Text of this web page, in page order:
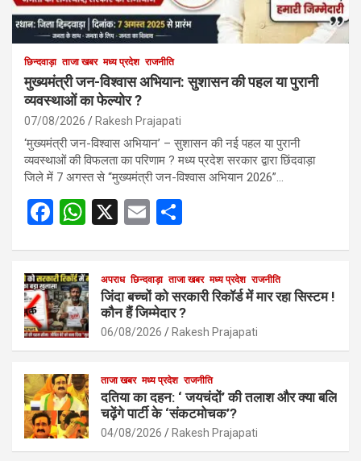
छिन्दवाड़ा ताजा खबर मध्य प्रदेश राजनीति
मुख्यमंत्री जन-विश्वास अभियान: सुशासन की पहल या पुरानी
व्यवस्थाओं का फेल्योर ?
07/08/2026 Rakesh Prajapati
‘मुख्यमंत्री जन-विश्वास अभियान’ – सुशासन की नई पहल या पुरानी
व्यवस्थाओं की विफलता का परिणाम ? मध्य प्रदेश सरकार द्वारा छिंदवाड़ा
जिले में 7 अगस्त से “मुख्यमंत्री जन-विश्वास अभियान 2026”…
F
b
o
o
k
W
s
A
p
p
X
E
e
अपराध छिन्दवाड़ा ताजा खबर मध्य प्रदेश राजनीति
जिंदा बच्चों को सरकारी रिकॉर्ड में मार रहा सिस्टम !
कौन हैं जिम्मेदार ?
06/08/2026 Rakesh Prajapati
ताजा खबर मध्य प्रदेश राजनीति
दतिया का दहन: ‘ जयचंदों’ की तलाश और क्या बलि
चढ़ेंगे पार्टी के ‘संकटमोचक’?
04/08/2026 Rakesh Prajapati